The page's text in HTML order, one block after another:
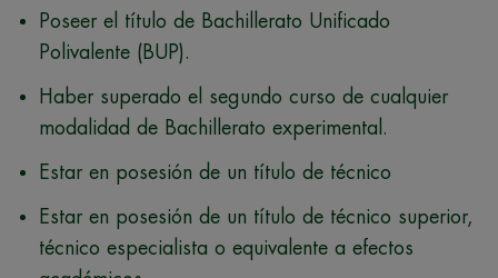
Poseer el título de Bachillerato Unificado
Polivalente (BUP).
Haber superado el segundo curso de cualquier
modalidad de Bachillerato experimental.
Estar en posesión de un título de técnico
Estar en posesión de un título de técnico superior,
técnico especialista o equivalente a efectos